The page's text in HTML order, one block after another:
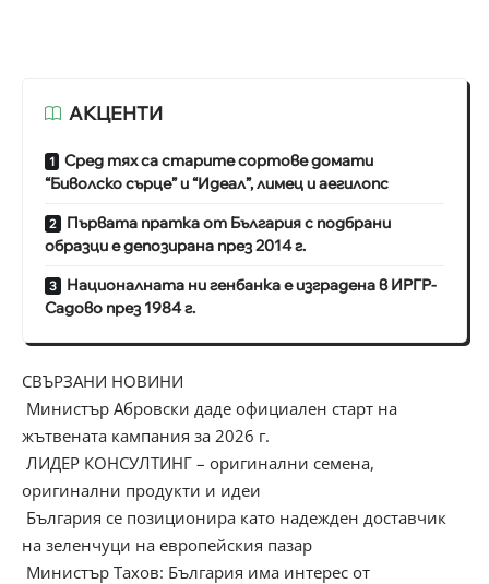
АКЦЕНТИ
Сред тях са старите сортове домати
“Биволско сърце” и “Идеал”, лимец и аегилопс
Първата пратка от България с подбрани
образци е депозирана през 2014 г.
Националната ни генбанка е изградена в ИРГР-
Садово през 1984 г.
СВЪРЗАНИ НОВИНИ
Министър Абровски даде официален старт на
жътвената кампания за 2026 г.
ЛИДЕР КОНСУЛТИНГ – оригинални семена,
оригинални продукти и идеи
България се позиционира като надежден доставчик
на зеленчуци на европейския пазар
Министър Тахов: България има интерес от